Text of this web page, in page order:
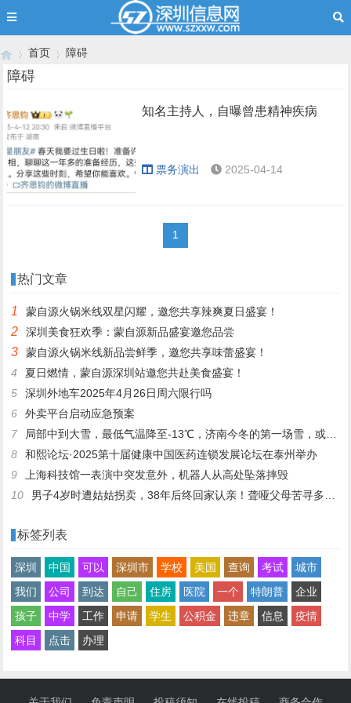
›
首页
›
障碍
障碍
知名主持人，自曝曾患精神疾病
票务演出 2025-04-14
1
热门文章
1 蒙自源火锅米线双星闪耀，邀您共享辣爽夏日盛宴！
2 深圳美食狂欢季：蒙自源新品盛宴邀您品尝
3
蒙自源火锅米线新品尝鲜季，邀您共享味蕾盛宴！
4
夏日燃情，蒙自源深圳站邀您共赴美食盛宴！
5
深圳外地车2025年4月26日周六限行吗
6
外卖平台启动应急预案
7
局部中到大雪，最低气温降至-13℃，济南今冬的第一场雪，或跟去年同一时间！
8
和熙论坛·2025第十届健康中国医药连锁发展论坛在泰州举办
9
上海科技馆一表演中突发意外，机器人从高处坠落摔毁
10
男子4岁时遭姑姑拐卖，38年后终回家认亲！聋哑父母苦寻多年，母亲已抱憾离世丨红星寻人
标签列表
深圳 中国 可以 深圳市 学校 美国 查询 考试
城市
我们
公司 到达 自己 住房 医院 一个 特朗普
企业
孩子
中学 工作 申请 学生 公积金 违章 信息
疫情
科目
点击 办理